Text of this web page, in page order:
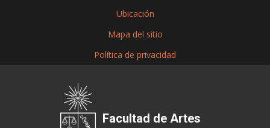
Ubicación
Mapa del sitio
Política de privacidad
Facultad de Artes